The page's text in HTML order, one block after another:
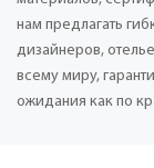
нам предлагать
дизайнеров,
всему миру,
ожидания как по